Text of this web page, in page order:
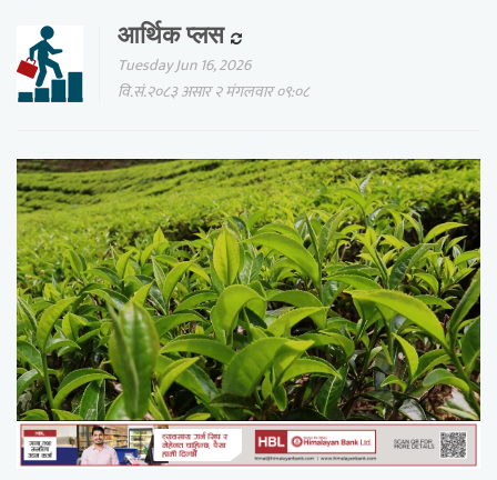
आर्थिक प्लस
Tuesday Jun 16, 2026
वि.सं.२०८३ असार २ मंगलवार ०९:०८